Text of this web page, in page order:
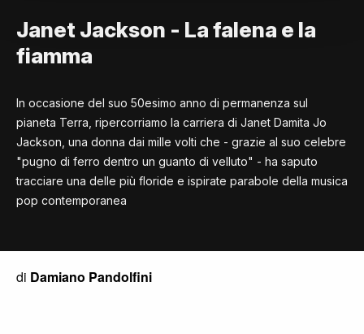
Janet Jackson - La falena e la
fiamma
In occasione del suo 50esimo anno di permanenza sul
pianeta Terra, ripercorriamo la carriera di Janet Damita Jo
Jackson, una donna dai mille volti che - grazie al suo celebre
"pugno di ferro dentro un guanto di velluto" - ha saputo
tracciare una delle più floride e ispirate parabole della musica
pop contemporanea
di Damiano Pandolfini